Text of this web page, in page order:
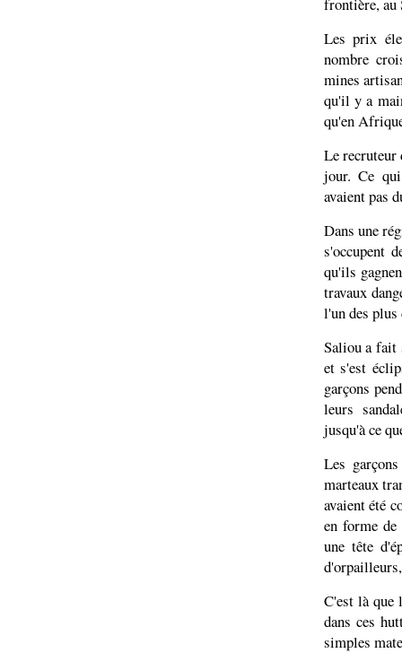
Les prix
nombre
mines
qu'il y a
qu'en
Le recruteur
jour. Ce
avaient pas
Dans une
s'occupent
qu'ils
travaux
l'un des
Saliou a fait
et s'est
garçons
leurs
jusqu'à ce
Les
marteaux
avaient été
en forme de
une tête
C'est là que
dans ces
simples